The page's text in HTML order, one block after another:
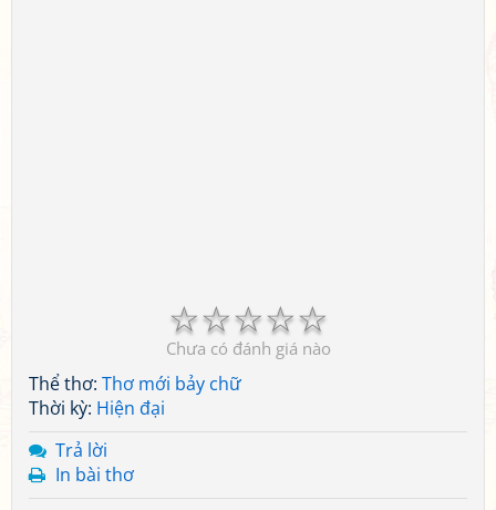
☆
☆
☆
☆
☆
Chưa có đánh giá nào
Thể thơ: Thơ mới bảy chữ
Thời kỳ: Hiện đại
Trả lời
In bài thơ